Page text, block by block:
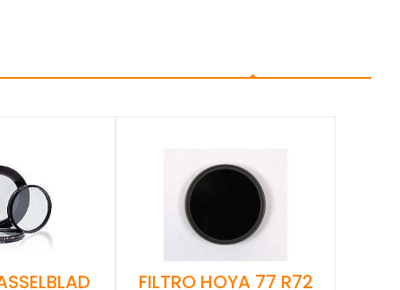
FILTRO HOYA 77 R72